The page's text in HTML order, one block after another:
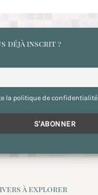
déjà inscrit ?
la politique de confidentialité
à explorer